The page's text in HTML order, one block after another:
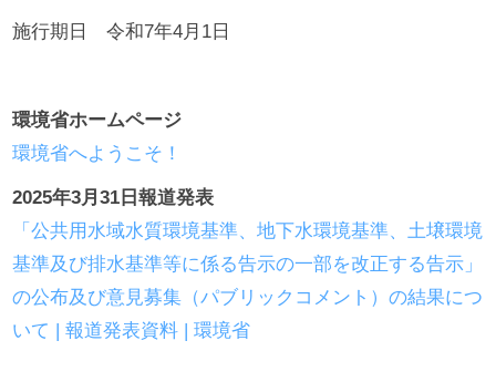
施行期日 令和7年4月1日
環境省ホームページ
環境省へようこそ！
2025年3月31日報道発表
「公共用水域水質環境基準、地下水環境基準、土壌環境
基準及び排水基準等に係る告示の一部を改正する告示」
の公布及び意見募集（パブリックコメント）の結果につ
いて | 報道発表資料 | 環境省